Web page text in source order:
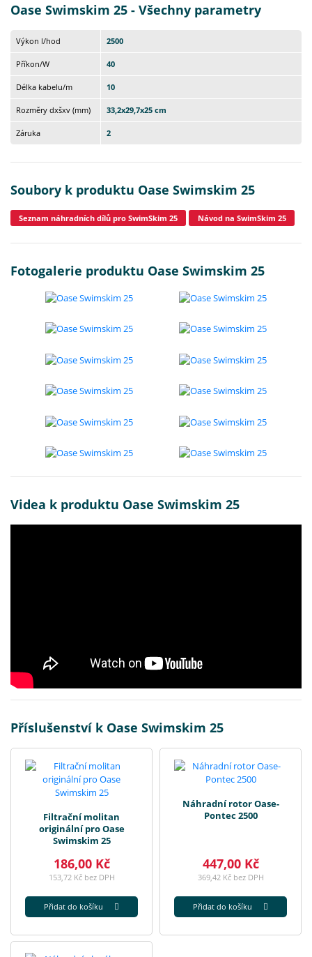
Oase Swimskim 25 - Všechny parametry
Výkon l/hod 2500
Příkon/W 40
Délka kabelu/m 10
Rozměry dxšxv (mm) 33,2x29,7x25 cm
Záruka 2
Soubory k produktu Oase Swimskim 25
Seznam náhradních dílů pro SwimSkim 25 Návod na SwimSkim 25
Fotogalerie produktu Oase Swimskim 25
Videa k produktu Oase Swimskim 25
Příslušenství k Oase Swimskim 25
Filtrační molitan
originální pro Oase
Swimskim 25
186,00 Kč
153,72 Kč bez DPH
Přidat do košíku
Náhradní rotor Oase-
Pontec 2500
447,00 Kč
369,42 Kč bez DPH
Přidat do košíku